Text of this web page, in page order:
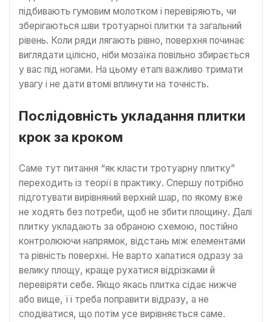
підбивають гумовим молотком і перевіряють, чи
зберігаються шви тротуарної плитки та загальний
рівень. Коли ряди лягають рівно, поверхня починає
виглядати цілісно, ніби мозаїка повільно збирається
у вас під ногами. На цьому етапі важливо тримати
увагу і не дати втомі вплинути на точність.
Послідовність укладання плитки
крок за кроком
Саме тут питання “як класти тротуарну плитку”
переходить із теорії в практику. Спершу потрібно
підготувати вирівняний верхній шар, по якому вже
не ходять без потреби, щоб не збити площину. Далі
плитку укладають за обраною схемою, постійно
контролюючи напрямок, відстань між елементами
та рівність поверхні. Не варто хапатися одразу за
велику площу, краще рухатися відрізками й
перевіряти себе. Якщо якась плитка сідає нижче
або вище, її треба поправити відразу, а не
сподіватися, що потім усе вирівняється саме.